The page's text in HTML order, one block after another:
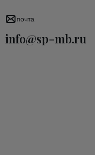
почта
info@sp-mb.ru